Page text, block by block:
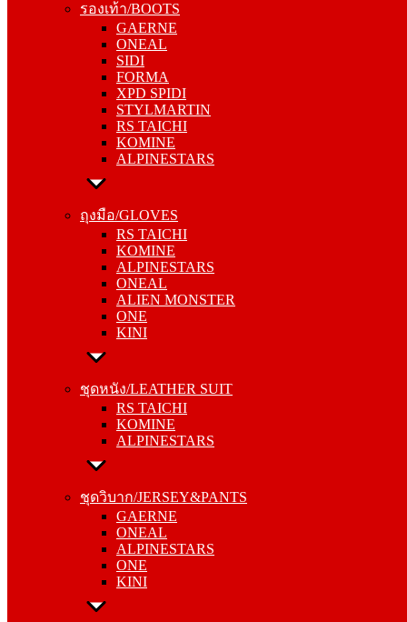
รองเท้า/BOOTS
GAERNE
ONEAL
SIDI
FORMA
XPD SPIDI
STYLMARTIN
RS TAICHI
KOMINE
ALPINESTARS
ถุงมือ/GLOVES
RS TAICHI
KOMINE
ALPINESTARS
ONEAL
ALIEN MONSTER
ONE
KINI
ชุดหนัง/LEATHER SUIT
RS TAICHI
KOMINE
ALPINESTARS
ชุดวิบาก/JERSEY&PANTS
GAERNE
ONEAL
ALPINESTARS
ONE
KINI
ONEAL
SIDI
FORMA
XPD SPIDI
STYLMARTIN
RS TAICHI
KOMINE
ALPINESTARS
ถุงมือ/GLOVES
KOMINE
ALPINESTARS
ONEAL
ALIEN MONSTER
ONE
KINI
ชุดหนัง/LEATHER SUIT
KOMINE
ALPINESTARS
ชุดวิบาก/JERSEY&PANTS
ONEAL
ALPINESTARS
ONE
KINI
การ์ด/PROTECTOR